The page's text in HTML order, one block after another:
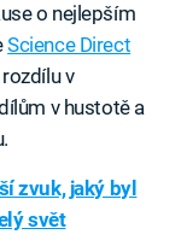
o nejlepším
Science Direct
v
v hustotě a
zvuk, jaký byl
svět